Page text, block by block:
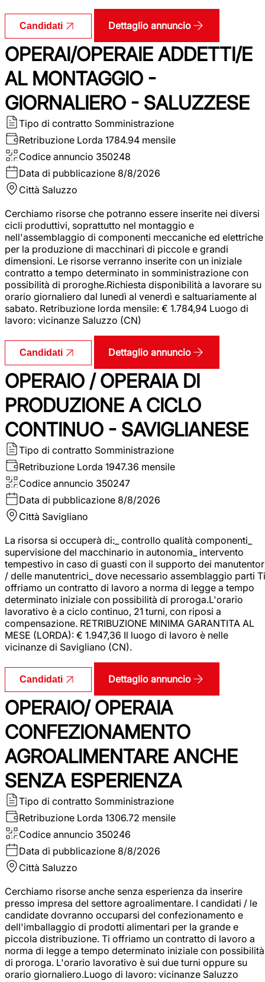
Candidati Dettaglio annuncio
OPERAI/OPERAIE ADDETTI/E
AL MONTAGGIO -
GIORNALIERO - SALUZZESE
Tipo di contratto Somministrazione
Retribuzione Lorda 1784.94 mensile
Codice annuncio 350248
Data di pubblicazione 8/8/2026
Città Saluzzo
Cerchiamo risorse che potranno essere inserite nei diversi
cicli produttivi, soprattutto nel montaggio e
nell'assemblaggio di componenti meccaniche ed elettriche
per la produzione di macchinari di piccole e grandi
dimensioni. Le risorse verranno inserite con un iniziale
contratto a tempo determinato in somministrazione con
possibilità di proroghe.Richiesta disponibilità a lavorare su
orario giornaliero dal lunedì al venerdì e saltuariamente al
sabato. Retribuzione lorda mensile: € 1.784,94 Luogo di
lavoro: vicinanze Saluzzo (CN)
Candidati Dettaglio annuncio
OPERAIO / OPERAIA DI
PRODUZIONE A CICLO
CONTINUO - SAVIGLIANESE
Tipo di contratto Somministrazione
Retribuzione Lorda 1947.36 mensile
Codice annuncio 350247
Data di pubblicazione 8/8/2026
Città Savigliano
La risorsa si occuperà di:_ controllo qualità componenti_
supervisione del macchinario in autonomia_ intervento
tempestivo in caso di guasti con il supporto dei
/ delle manutentrici_ dove necessario assemblaggio parti Ti
offriamo un contratto di lavoro a norma di legge a tempo
determinato iniziale con possibilità di proroga.L'orario
lavorativo è a ciclo continuo, 21 turni, con riposi a
compensazione. RETRIBUZIONE MINIMA GARANTITA AL
MESE (LORDA): € 1.947,36 Il luogo di lavoro è nelle
vicinanze di Savigliano (CN).
Candidati Dettaglio annuncio
OPERAIO/ OPERAIA
CONFEZIONAMENTO
AGROALIMENTARE ANCHE
SENZA ESPERIENZA
Tipo di contratto Somministrazione
Retribuzione Lorda 1306.72 mensile
Codice annuncio 350246
Data di pubblicazione 8/8/2026
Città Saluzzo
Cerchiamo risorse anche senza esperienza da inserire
presso impresa del settore agroalimentare. I candidati / le
candidate dovranno occuparsi del confezionamento e
dell'imballaggio di prodotti alimentari per la grande e
piccola distribuzione. Ti offriamo un contratto di lavoro a
norma di legge a tempo determinato iniziale con possibilità
di proroga. L'orario lavorativo è sui due turni oppure su
orario giornaliero.Luogo di lavoro: vicinanze Saluzzo